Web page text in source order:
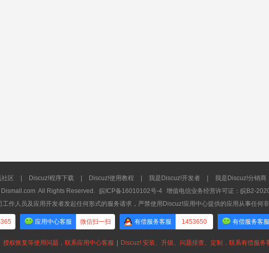
区 Discuz!程序下载 Discuz!使用教程 我是Discuz!开发者
我是Discuz!分销商
Dismall.com All Rights Reserved. 皖ICP备16010102号-4
增值电信业务经营许可证：皖B2-
工作人员及应用开发者发起任何形式的服务请求，严禁使用Discuz!应用中心提供的应用从事任何
应用中心客服 微信扫一扫 有偿服务客服 1453650 有偿服务客服
授权恢复等使用问题，联系应用中心客服 Discuz! 安装、升级、问题排查、定制，联系有偿服务